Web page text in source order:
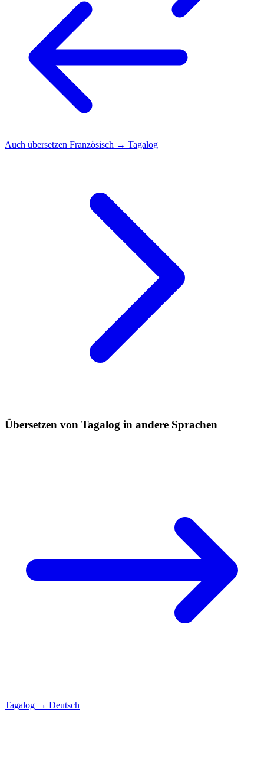
Auch übersetzen Französisch → Tagalog
Übersetzen von Tagalog in andere Sprachen
Tagalog → Deutsch